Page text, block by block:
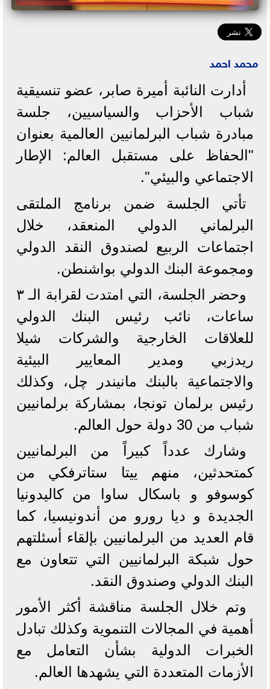
محمد احمد
أدارت‎ النائبة أميرة صابر، عضو تنسيقية
شباب الأحزاب والسياسيين، جلسة
مبادرة شباب البرلمانيين العالمية بعنوان
"الحفاظ على مستقبل العالم: الإطار
الاجتماعي والبيئي".
تأتي الجلسة ضمن برنامج الملتقى
البرلماني الدولي المنعقد، خلال
اجتماعات الربيع لصندوق النقد الدولي
ومجموعة البنك الدولي بواشنطن.
‎وحضر الجلسة، التي امتدت لقرابة الـ ٣
ساعات، نائب رئيس البنك الدولي
للعلاقات الخارجية والشركات شيلا
ريدزبي ومدير المعايير البيئية
والاجتماعية بالبنك مانيندر چل، وكذلك
رئيس برلمان تونجا، بمشاركة برلمانيين
شباب من 30 دولة حول العالم.
وشارك عدداً كبيراً من البرلمانيين
كمتحدثين، منهم ييتا ستاترفكي من
كوسوفو و باسكال ساوا من كاليدونيا
الجديدة و ديا رورو من أندونيسيا، كما
قام العديد من البرلمانيين بإلقاء أسئلتهم
حول شبكة البرلمانيين التي تتعاون مع
البنك الدولي وصندوق النقد.
وتم خلال الجلسة مناقشة أكثر الأمور
أهمية في المجالات التنموية وكذلك تبادل
الخبرات الدولية بشأن التعامل مع
الأزمات المتعددة التي يشهدها العالم.